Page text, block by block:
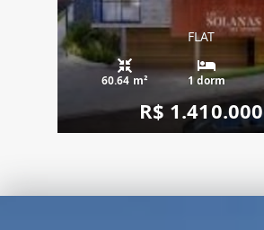
FLAT
60.64 m² 1 dorm
R$ 1.410.000